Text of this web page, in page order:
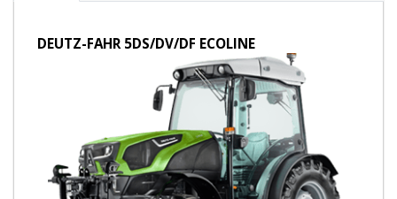
DEUTZ-FAHR 5DS/DV/DF ECOLINE